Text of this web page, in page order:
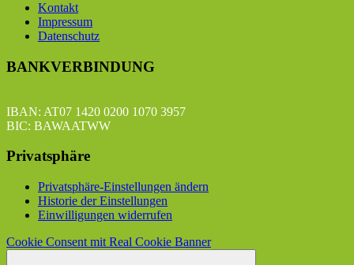
Kontakt
Impressum
Datenschutz
BANKVERBINDUNG
IBAN: AT07 1420 0200 1070 3957
BIC: BAWAATWW
Privatsphäre
Privatsphäre-Einstellungen ändern
Historie der Einstellungen
Einwilligungen widerrufen
Cookie Consent mit Real Cookie Banner